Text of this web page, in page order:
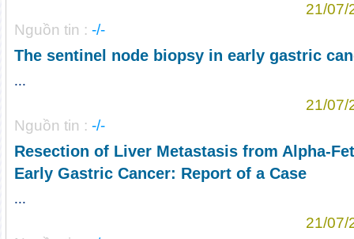
21/07/
Nguồn tin : -/-
The sentinel node biopsy in early gastric
...
21/07/
Nguồn tin : -/-
Resection of Liver Metastasis from Alpha-
Early Gastric Cancer: Report of a Case
...
21/07/